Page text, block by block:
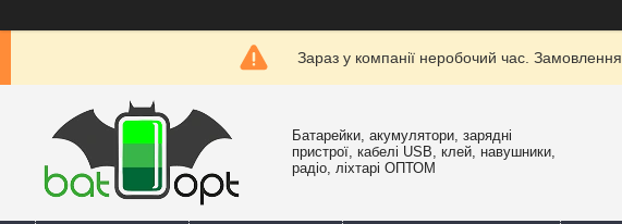
Зараз у компанії неробочий час.
Батарейки, акумулятори, зарядні
пристрої, кабелі USB, клей, навушники,
радіо, ліхтарі ОПТОМ